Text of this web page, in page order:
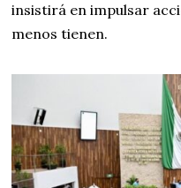
insistirá en impulsar
menos tienen.